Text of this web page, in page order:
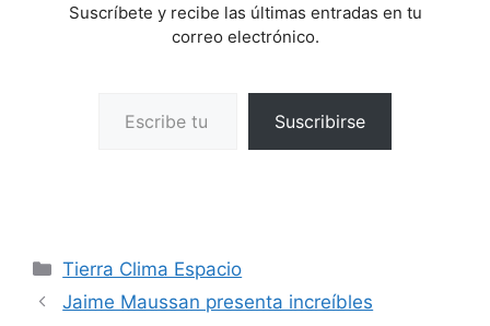
Suscríbete y recibe las últimas entradas en tu
correo electrónico.
Suscribirse
Categorías
Tierra Clima Espacio
Jaime Maussan presenta increíbles